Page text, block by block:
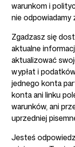
warunkom i
nie odpowiadamy
Zgadzasz się
aktualne
aktualizować
wypłat i
jednego konta
konta ani linku
warunków, ani
uprzedniej
Jesteś